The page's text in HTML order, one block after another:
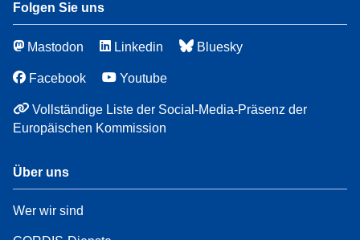
Folgen Sie uns
Mastodon Linkedin Bluesky
Facebook Youtube
Vollständige Liste der Social-Media-Präsenz der
Europäischen Kommission
Über uns
Wer wir sind